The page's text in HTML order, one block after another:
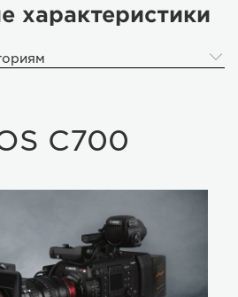
характеристики
C700